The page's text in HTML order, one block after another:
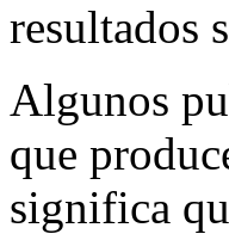
resultados
Algunos
que
significa